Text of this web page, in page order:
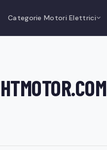
Categorie Motori Elettrici